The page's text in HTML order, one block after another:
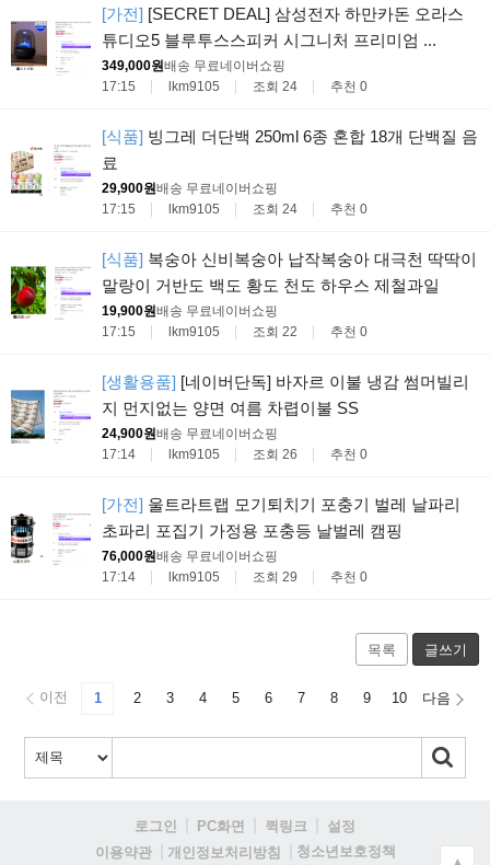
[가전] [SECRET DEAL] 삼성전자 하만카돈 오라스
튜디오5 블루투스스피커 시그니처 프리미엄 ...
349,000원배송 무료네이버쇼핑
17:15
lkm9105 조회 24 추천 0
[식품] 빙그레 더단백 250ml 6종 혼합 18개 단백질 음
료
29,900원배송 무료네이버쇼핑
17:15
lkm9105 조회 24 추천 0
[식품] 복숭아 신비복숭아 납작복숭아 대극천 딱딱이
말랑이 거반도 백도 황도 천도 하우스 제철과일
19,900원배송 무료네이버쇼핑
17:15
lkm9105 조회 22 추천 0
[생활용품] [네이버단독] 바자르 이불 냉감 썸머빌리
지 먼지없는 양면 여름 차렵이불 SS
24,900원배송 무료네이버쇼핑
17:14
lkm9105 조회 26 추천 0
[가전] 울트라트랩 모기퇴치기 포충기 벌레 날파리
초파리 포집기 가정용 포충등 날벌레 캠핑
76,000원배송 무료네이버쇼핑
17:14
lkm9105 조회 29 추천 0
목록 글쓰기
이전 1 2 3 4 5 6 7 8 9 10 다음
로그인 PC화면 퀵링크
설정
이용약관
개인정보처리방침
청소년보호정책